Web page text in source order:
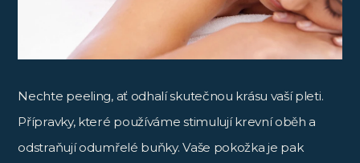
Nechte peeling, ať odhalí skutečnou krásu vaší pleti.
Přípravky, které používáme stimulují krevní oběh a
odstraňují odumřelé buňky. Vaše pokožka je pak